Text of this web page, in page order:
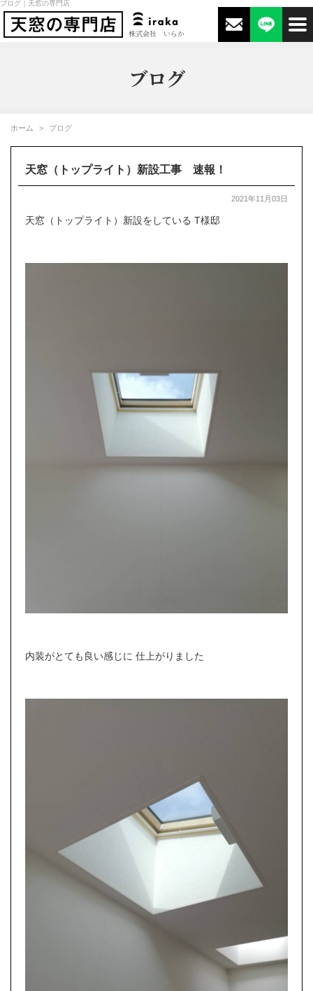
ブログ｜天窓の専門店
株式会社 いらか
ブログ
ホーム ブログ
天窓（トップライト）新設工事 速報！
2021年11月03日
天窓（トップライト）新設をしている T様邸
内装がとても良い感じに 仕上がりました